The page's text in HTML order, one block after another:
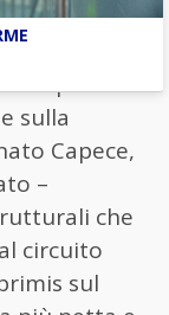
il
presso il
tempestivo
sulla
Capece,
–
che
circuito
sul